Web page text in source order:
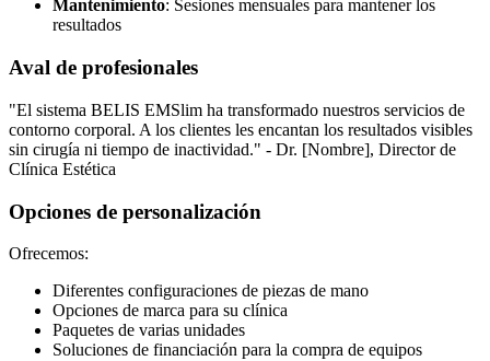
Mantenimiento: Sesiones mensuales para mantener los
resultados
Aval de profesionales
"El sistema BELIS EMSlim ha transformado nuestros servicios de
contorno corporal. A los clientes les encantan los resultados visibles
sin cirugía ni tiempo de inactividad." - Dr. [Nombre], Director de
Clínica Estética
Opciones de personalización
Ofrecemos:
Diferentes configuraciones de piezas de mano
Opciones de marca para su clínica
Paquetes de varias unidades
Soluciones de financiación para la compra de equipos